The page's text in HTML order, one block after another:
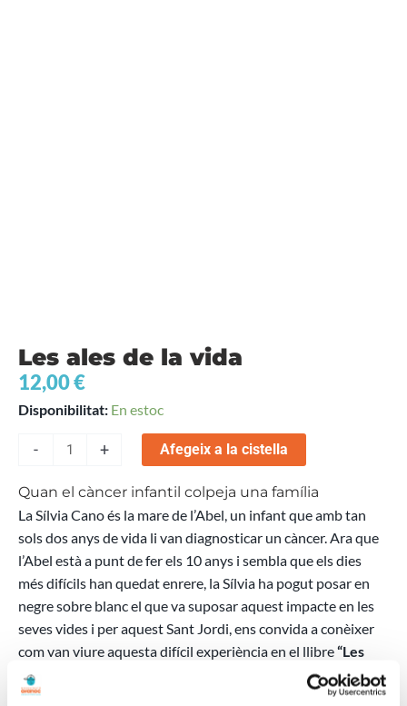
Les ales de la vida
12,00€
Disponibilitat: En estoc
-
quantitat
Les
de
la
vida
+ Afegeix a la cistella
Quan el càncer infantil colpeja una família
La Sílvia Cano és la mare de l’Abel, un infant que amb tan
sols dos anys de vida li van diagnosticar un càncer. Ara que
l’Abel està a punt de fer els 10 anys i sembla que els dies
més difícils han quedat enrere, la Sílvia ha pogut posar en
negre sobre blanc el que va suposar aquest impacte en les
seves vides i per aquest Sant Jordi, ens convida a conèixer
com van viure aquesta difícil experiència en el llibre“Les
Ales de la vida”
, una història que ens parla en primera
persona de com la vida ens fa passar per situacions que ens